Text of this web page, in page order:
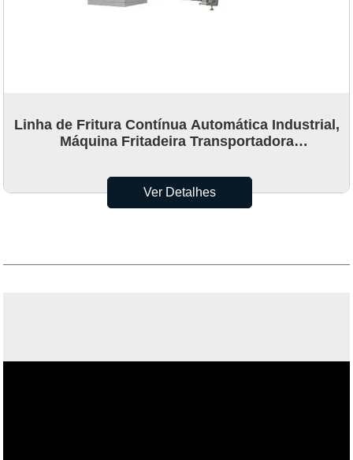
Linha de Fritura Contínua Automática Industrial,
Máquina Fritadeira Transportadora
Ver Detalhes